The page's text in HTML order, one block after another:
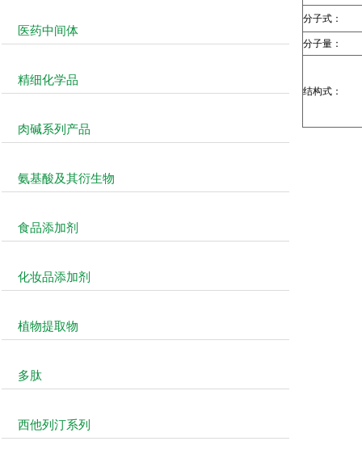
医药中间体
精细化学品
肉碱系列产品
氨基酸及其衍生物
食品添加剂
化妆品添加剂
植物提取物
多肽
西他列汀系列
分子式：
分子量：
结构式：